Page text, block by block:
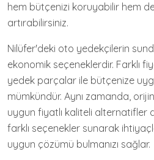
hem bütçenizi koruyabilir hem de
artırabilirsiniz.
Nilüfer'deki oto yedekçilerin
ekonomik seçeneklerdir. Farklı
yedek parçalar ile bütçenize
mümkündür. Aynı zamanda,
uygun fiyatlı kaliteli alternatifler
farklı seçenekler sunarak
uygun çözümü bulmanızı sağlar.